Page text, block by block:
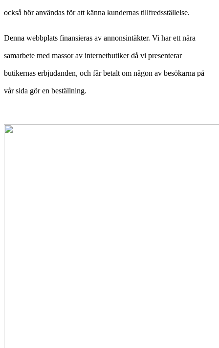
också bör användas för att känna kundernas tillfredsställelse.
Denna webbplats finansieras av annonsintäkter. Vi har ett nära
samarbete med massor av internetbutiker då vi presenterar
butikernas erbjudanden, och får betalt om någon av besökarna på
vår sida gör en beställning.